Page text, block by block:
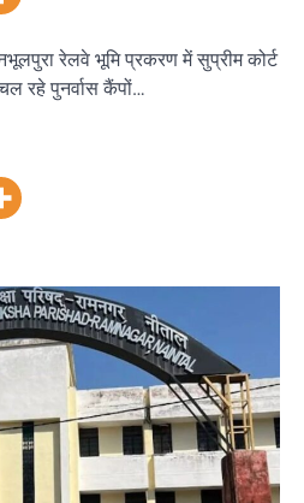
रेलवे भूमि प्रकरण में सुप्रीम कोर्ट
रहे पुनर्वास कैंपों…